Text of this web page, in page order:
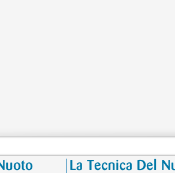
La Tecnica Del